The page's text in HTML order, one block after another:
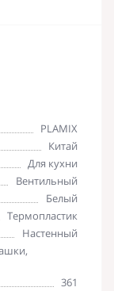
PLAMIX
Китай
Для кухни
Вентильный
Белый
Термопластик
Настенный
361